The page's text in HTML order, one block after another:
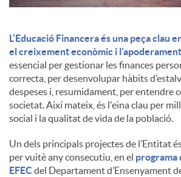
i
n
g
u
L’Educació Financera és una peça clau
el creixement econòmic i
essencial per gestionar les finances
correcta, per desenvolupar hàbits
despeses i, resumidament, per entendre
societat. Així mateix, és l'eina clau per
social i la qualitat de vida de la població.
Un dels principals projectes de l’Entitat
per vuitè any consecutiu, en el programa
EFECdel Departament d’Ensenyament